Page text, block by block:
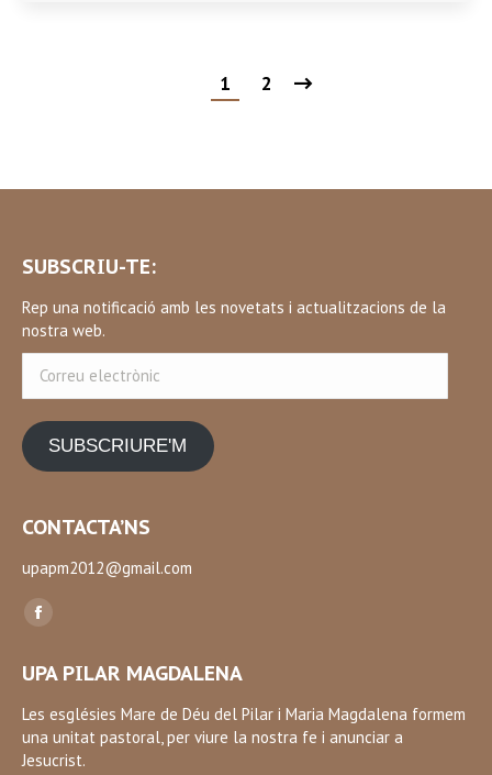
1 2
SUBSCRIU-TE:
Rep una notificació amb les novetats i actualitzacions de la
nostra web.
electrònic
SUBSCRIURE'M
CONTACTA’NS
upapm2012@gmail.com
Find us on:
Facebook
opens
in
new
window
UPA PILAR MAGDALENA
Les esglésies Mare de Déu del Pilar i Maria Magdalena formem
una unitat pastoral, per viure la nostra fe i anunciar a
Jesucrist.